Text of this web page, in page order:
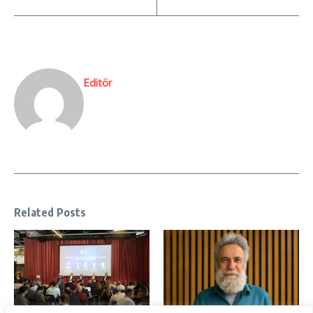
Editör
Related Posts